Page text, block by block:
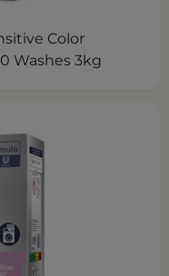
Color
Washes 3kg